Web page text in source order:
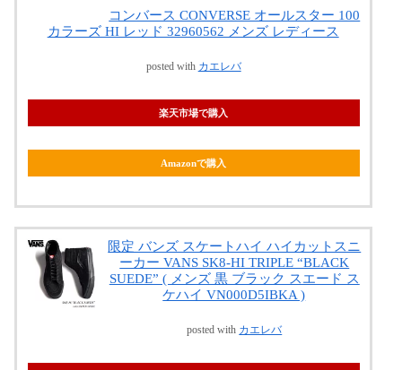
コンバース CONVERSE オールスター 100
カラーズ HI レッド 32960562 メンズ レディース
posted with カエレバ
楽天市場で購入
Amazonで購入
限定 バンズ スケートハイ ハイカットスニ
ーカー VANS SK8-HI TRIPLE “BLACK
SUEDE” ( メンズ 黒 ブラック スエード ス
ケハイ VN000D5IBKA )
posted with カエレバ